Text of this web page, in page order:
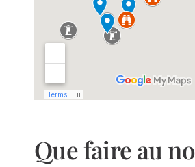
Que faire au